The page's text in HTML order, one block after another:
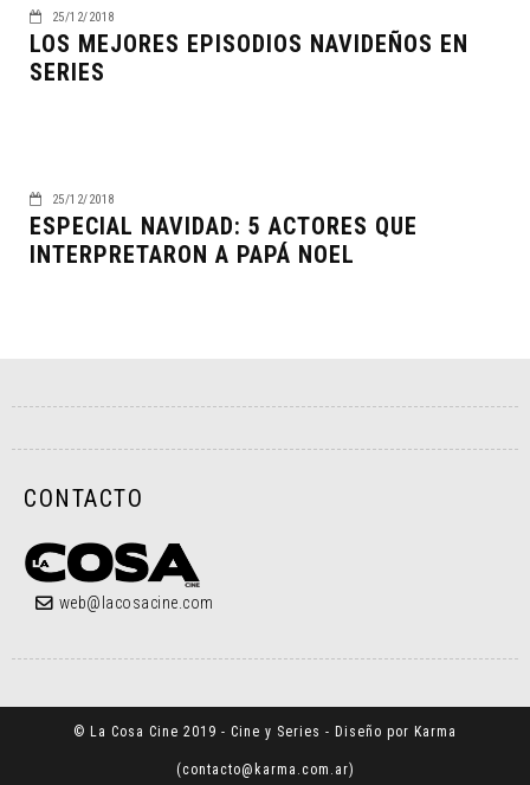
25/12/2018
LOS MEJORES EPISODIOS NAVIDEÑOS EN
SERIES
25/12/2018
ESPECIAL NAVIDAD: 5 ACTORES QUE
INTERPRETARON A PAPÁ NOEL
CONTACTO
web@lacosacine.com
© La Cosa Cine 2019 - Cine y Series - Diseño por Karma
(contacto@karma.com.ar)